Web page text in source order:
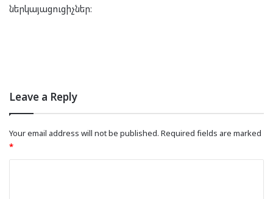
ներկայացուցիչներ։
Leave a Reply
Your email address will not be published. Required fields are marked
*